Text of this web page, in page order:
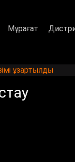
Мұрағат
ұзартылды